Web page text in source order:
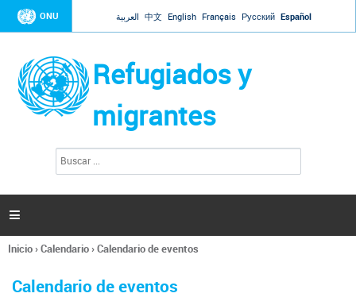
Jump to navigation
ONU العربية 中文 English Français Русский Español
Refugiados y
migrantes
l
s

Se
usted
Inicio›Calendario›Calendario de eventos
Calendario de eventos